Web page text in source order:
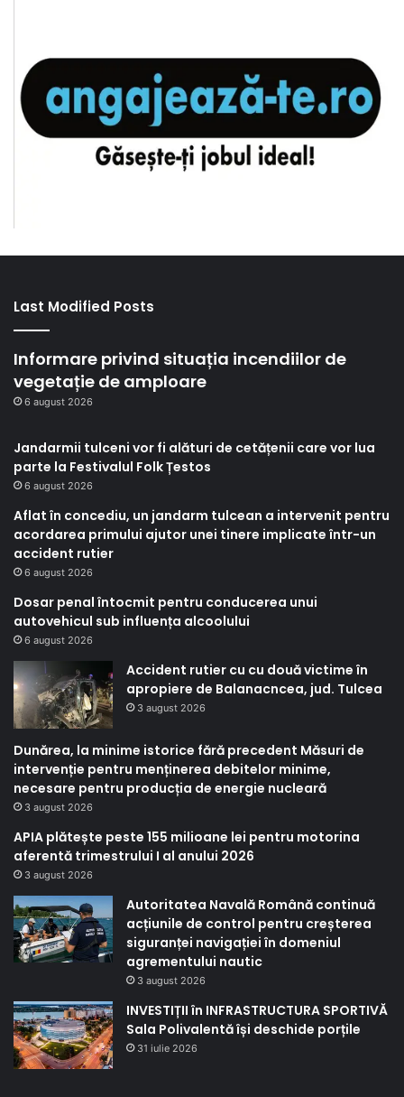
Last Modified Posts
Informare privind situația incendiilor de
vegetație de amploare
6 august 2026
Jandarmii tulceni vor fi alături de cetățenii care vor lua
parte la Festivalul Folk Țestos
6 august 2026
Aflat în concediu, un jandarm tulcean a intervenit pentru
acordarea primului ajutor unei tinere implicate într-un
accident rutier
6 august 2026
Dosar penal întocmit pentru conducerea unui
autovehicul sub influența alcoolului
6 august 2026
Accident rutier cu cu două victime în
apropiere de Balanacncea, jud. Tulcea
3 august 2026
Dunărea, la minime istorice fără precedent Măsuri de
intervenție pentru menținerea debitelor minime,
necesare pentru producția de energie nucleară
3 august 2026
APIA plătește peste 155 milioane lei pentru motorina
aferentă trimestrului I al anului 2026
3 august 2026
Autoritatea Navală Română continuă
acțiunile de control pentru creșterea
siguranței navigației în domeniul
agrementului nautic
3 august 2026
INVESTIȚII în INFRASTRUCTURA SPORTIVĂ
Sala Polivalentă își deschide porțile
31 iulie 2026